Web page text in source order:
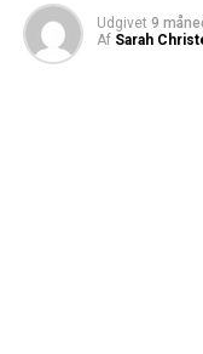
Udgivet 9
Af Sarah